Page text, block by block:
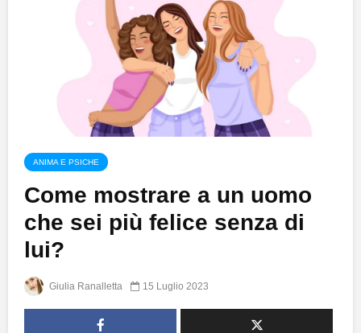
ANIMA E PSICHE
Come mostrare a un uomo
che sei più felice senza di
lui?
Giulia Ranalletta 15 Luglio 2023